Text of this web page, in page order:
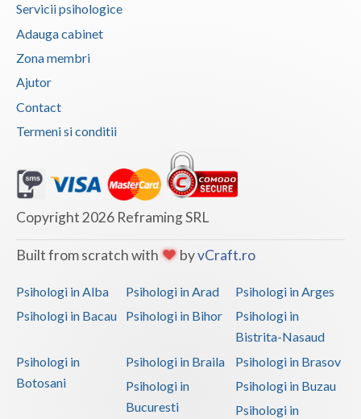
Servicii psihologice
Adauga cabinet
Zona membri
Ajutor
Contact
Termeni si conditii
Copyright 2026 Reframing SRL
Built from scratch with byvCraft.ro
Psihologi in Alba Psihologi in Arad
Psihologi in Arges
Psihologi in Bacau
Psihologi in Bihor
Psihologi in
Bistrita-Nasaud
Psihologi in
Botosani
Psihologi in Braila
Psihologi in Brasov
Psihologi in
Bucuresti
Psihologi in Buzau
Psihologi in